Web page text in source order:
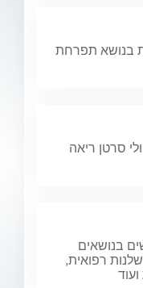
בנושא תפרחת
סרטן ריאה
בנושאים
רפואית,